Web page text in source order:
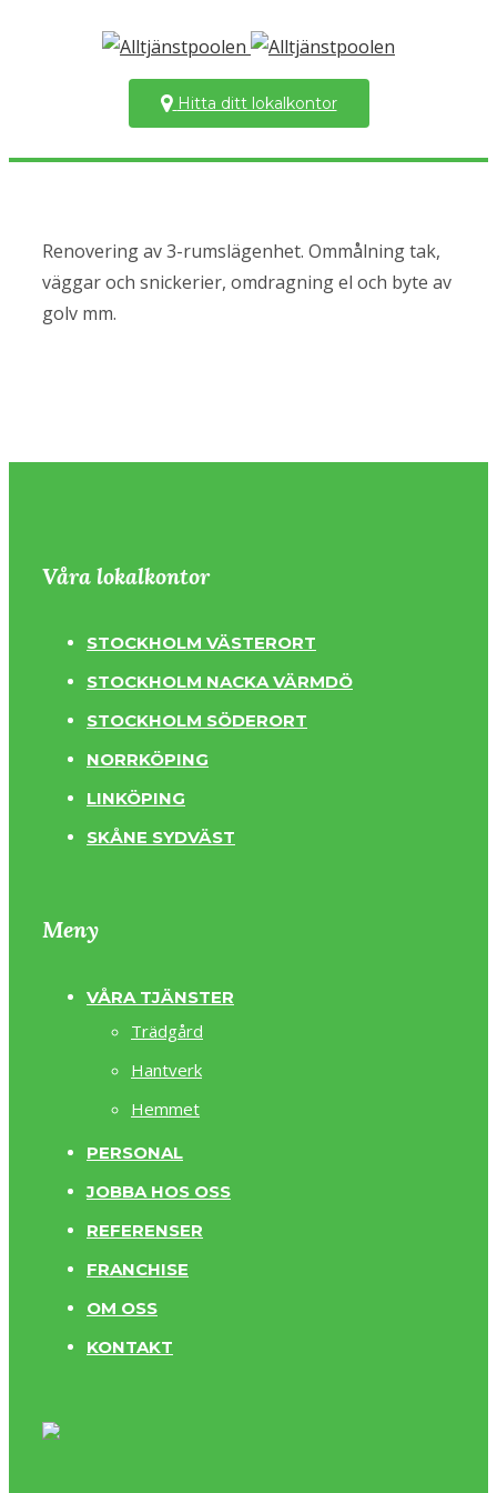
Hitta ditt lokalkontor
Renovering av 3-rumslägenhet. Ommålning tak,
väggar och snickerier, omdragning el och byte av
golv mm.
Våra lokalkontor
STOCKHOLM VÄSTERORT
STOCKHOLM NACKA VÄRMDÖ
STOCKHOLM SÖDERORT
NORRKÖPING
LINKÖPING
SKÅNE SYDVÄST
Meny
VÅRA TJÄNSTER
Trädgård
Hantverk
Hemmet
PERSONAL
JOBBA HOS OSS
REFERENSER
FRANCHISE
OM OSS
KONTAKT